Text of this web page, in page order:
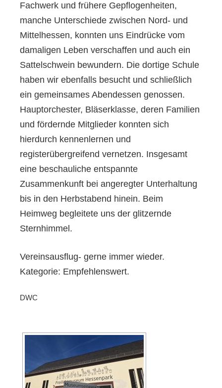
Fachwerk und frühere Gepflogenheiten,
manche Unterschiede zwischen Nord- und
Mittelhessen, konnten uns Eindrücke vom
damaligen Leben verschaffen und auch ein
Sattelschwein bewundern. Die dortige Schule
haben wir ebenfalls besucht und schließlich
ein gemeinsames Abendessen genossen.
Hauptorchester, Bläserklasse, deren Familien
und fördernde Mitglieder konnten sich
hierdurch kennenlernen und
registerübergreifend vernetzen. Insgesamt
eine beschauliche entspannte
Zusammenkunft bei angeregter Unterhaltung
bis in den Herbstabend hinein. Beim
Heimweg begleitete uns der glitzernde
Sternhimmel.
Vereinsausflug- gerne immer wieder.
Kategorie: Empfehlenswert.
DWC